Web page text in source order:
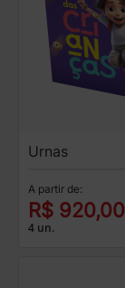
Urnas
A partir de:
R$ 920,00
4 un.